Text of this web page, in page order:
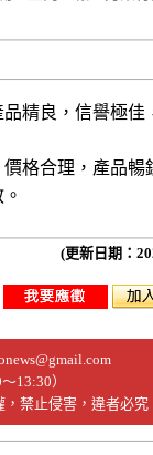
精良，信譽極佳
格合理，產品暢
(更新日期：
13:30）
，禁止侵害，違者必究